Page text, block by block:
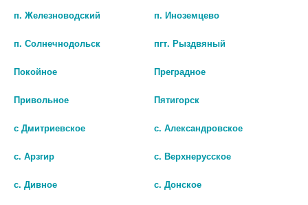
БИО АГЛФ №45 г. Ставрополь пр-д Черняховского 2А
БИО АГЛФ №48 г. Ставрополь ул. Тухачевского 20/1 Круглосуточно
цена: 1 419 руб.
Популярные в разделе
п. Железноводский п. Иноземцево
п. Солнечнодольск пгт. Рыздвяный
Покойное Преградное
Привольное Пятигорск
с Дмитриевское с. Александровское
с. Арзгир с. Верхнерусское
с. Дивное с. Донское